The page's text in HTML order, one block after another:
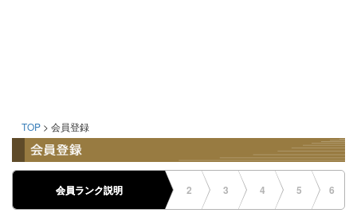
TOP > 会員登録
会員ランク説明 2 3 4 5 6